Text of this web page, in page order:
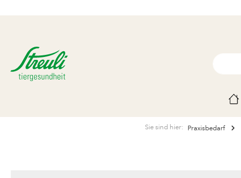
Sie sind hier: Praxisbedarf